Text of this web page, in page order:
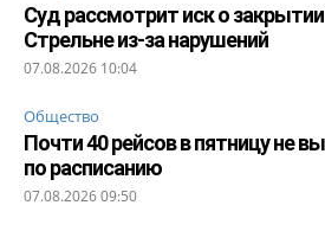
Суд рассмотрит иск о
Стрельне из-за нарушений
07.08.2026 10:04
Общество
Почти 40 рейсов в пятницу не
по расписанию
07.08.2026 09:50